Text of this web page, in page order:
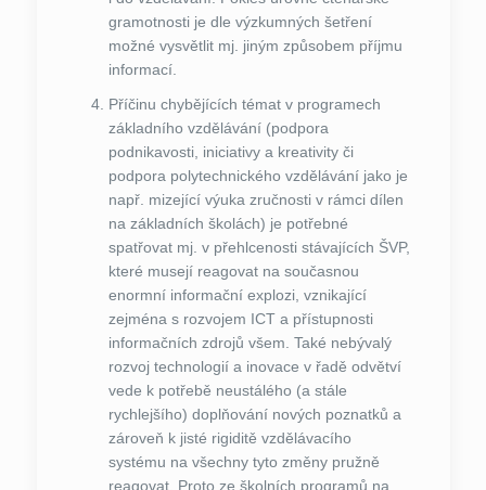
gramotnosti je dle výzkumných šetření
možné vysvětlit mj. jiným způsobem příjmu
informací.
Příčinu chybějících témat v programech
základního vzdělávání (podpora
podnikavosti, iniciativy a kreativity či
podpora polytechnického vzdělávání jako je
např. mizející výuka zručnosti v rámci dílen
na základních školách) je potřebné
spatřovat mj. v přehlcenosti stávajících ŠVP,
které musejí reagovat na současnou
enormní informační explozi, vznikající
zejména s rozvojem ICT a přístupnosti
informačních zdrojů všem. Také nebývalý
rozvoj technologií a inovace v řadě odvětví
vede k potřebě neustálého (a stále
rychlejšího) doplňování nových poznatků a
zároveň k jisté rigiditě vzdělávacího
systému na všechny tyto změny pružně
reagovat. Proto ze školních programů na